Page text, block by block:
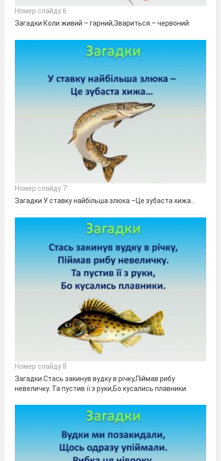
Номер слайду 6
Загадки Коли живий – гарний,Звариться – червоний.
Номер слайду 7
Загадки У ставку найбільша злюка –Це зубаста хижа…
Номер слайду 8
Загадки Стась закинув вудку в річку,Піймав рибу
невеличку. Та пустив її з руки,Бо кусались плавники.